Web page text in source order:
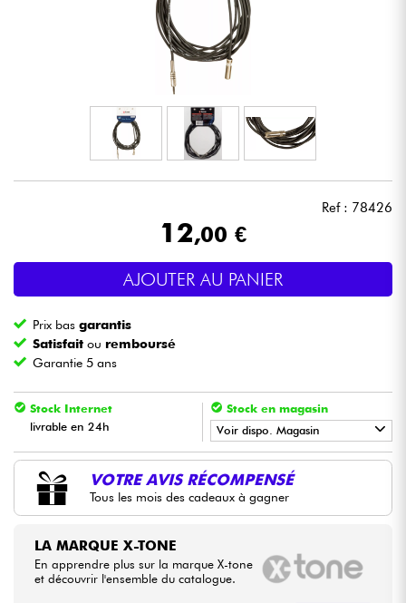
Micros & HF
Eclairage
Vents
Violons & Quatuor
Eveil Musical
Câbles & Access.
HiFi
Ref : 78426
12,00 €
AJOUTER AU PANIER
Prix basgarantis
Satisfait ou remboursé
Garantie 5 ans
Stock Internet
livrable en 24h
Stock en magasin
Voir dispo. Magasin
• Star'SMusicBORDEAUX
• Star SMusic
• Star Music
VOTRE AVIS RÉCOMPENSÉ
Tous les mois des cadeaux à gagner
LA MARQUE X-TONE
En apprendre plus sur la marque X-tone
et découvrir l'ensemble du catalogue.